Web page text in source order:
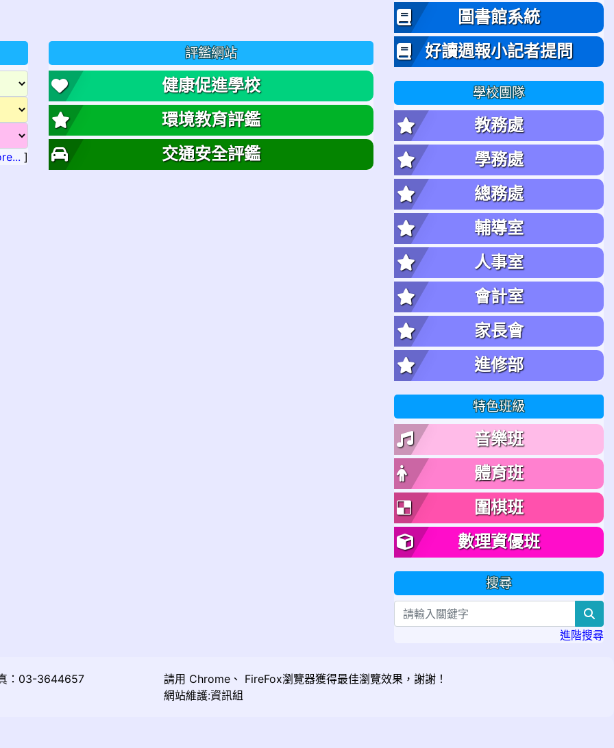
]
評鑑網站
健康促進學校
環境教育評鑑
交通安全評鑑
圖書館系統
好讀週報小記者提問
學校團隊
教務處
學務處
總務處
輔導室
人事室
會計室
家長會
進修部
特色班級
音樂班
體育班
圍棋班
數理資優班
搜尋
進階搜尋
：03-3644657 請用 Chrome 、 FireFox瀏覽器獲得最佳瀏覽效果，謝謝！
網站維護:資訊組